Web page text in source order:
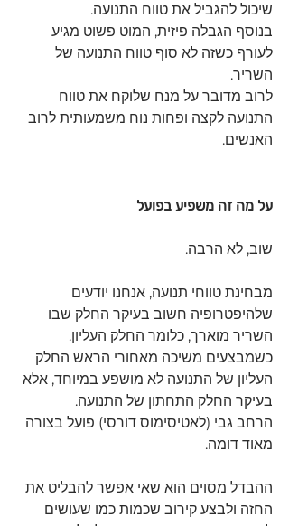
שיכול להגביל את טווח התנועה.
בנוסף הגבלה פיזית, המוט פשוט מגיע
לעורף כשזה לא סוף טווח התנועה של
השריר.
לרוב מדובר על מנח שלוקח את טווח
התנועה לקצה ופחות נוח משמעותית לרוב
האנשים.
על מה זה משפיע בפועל
שוב, לא הרבה.
מבחינת טווחי תנועה, אנחנו יודעים
שלהיפטרופיה חשוב בעיקר החלק שבו
השריר מוארך, כלומר החלק העליון.
כשמבצעים משיכה מאחורי הראש החלק
העליון של התנועה לא מושפע במיוחד, אלא
בעיקר החלק התחתון של התנועה.
הרחב גבי (לאטיסימוס דורסי) פועל בצורה
מאוד דומה.
ההבדל מסוים הוא שאי אפשר להבליט את
החזה ולבצע קירוב שכמות כמו שעושים